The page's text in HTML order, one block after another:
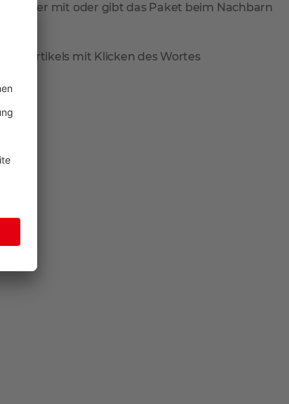
wieder mit oder gibt das Paket beim Nachbarn
Artikels mit Klicken des Wortes